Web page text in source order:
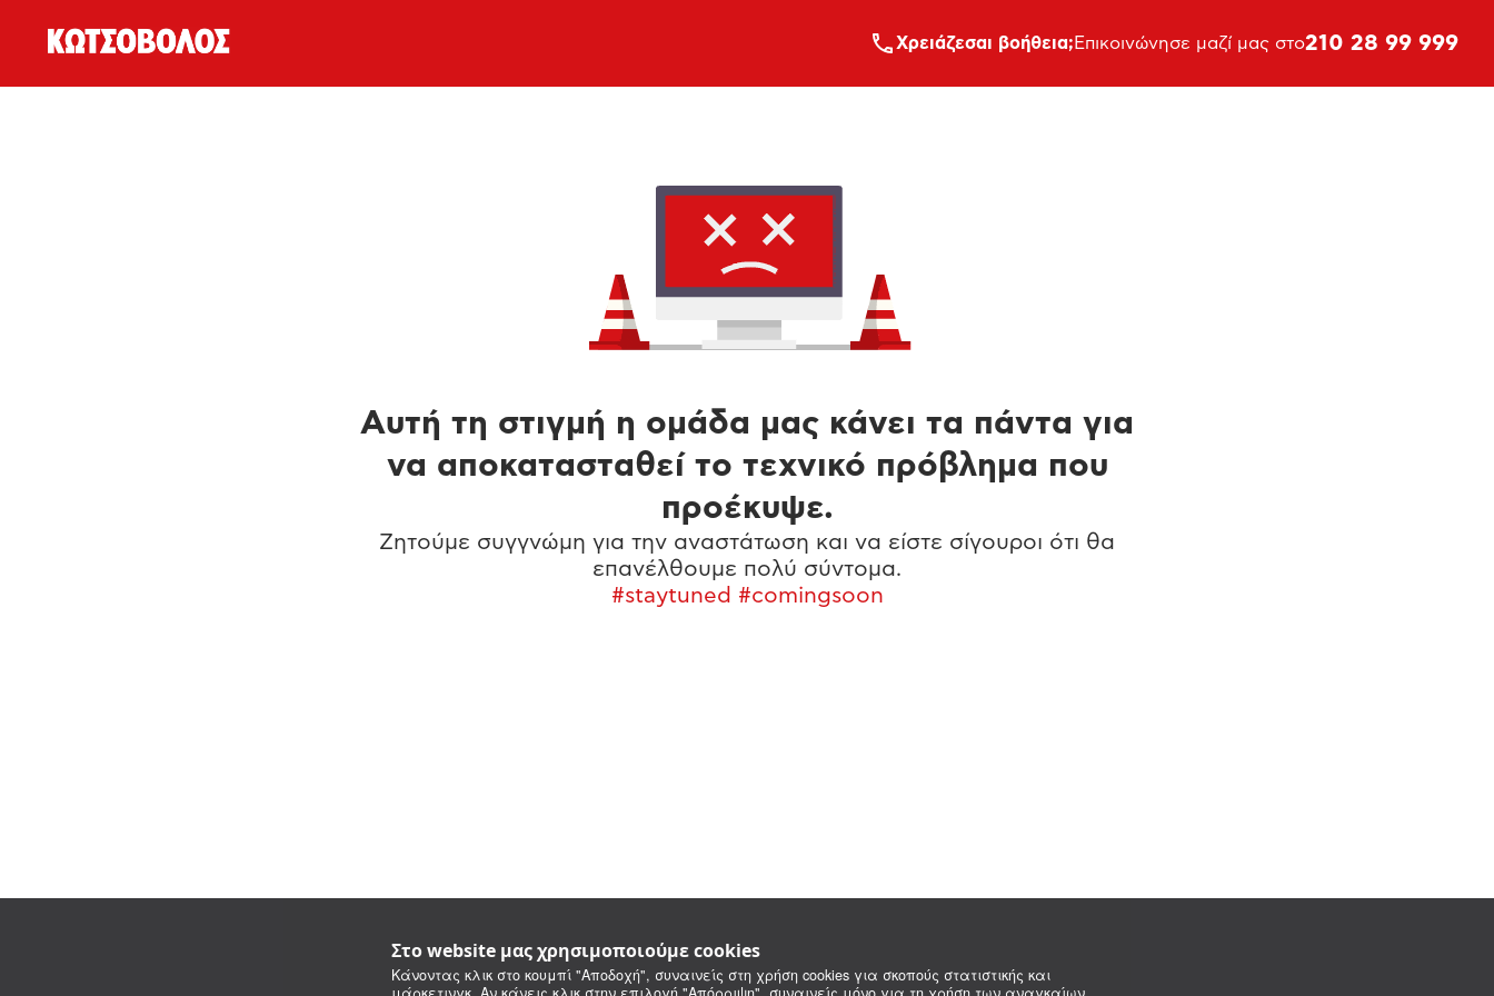
Στο website μας χρησιμοποιούμε cookies
Κάνοντας κλικ στο κουμπί "Αποδοχή", συναινείς στη χρήση cookies για σκοπούς στατιστικής και
Xρειάζεσαι βοήθεια; Επικοινώνησε μαζί μας στο210 28 99 999
Αυτή τη στιγμή η ομάδα μας κάνει τα πάντα για
να αποκατασταθεί το τεχνικό πρόβλημα που
προέκυψε.
Ζητούμε συγγνώμη για την αναστάτωση και να είστε σίγουροι ότι θα
επανέλθουμε πολύ σύντομα.
#staytuned #comingsoon